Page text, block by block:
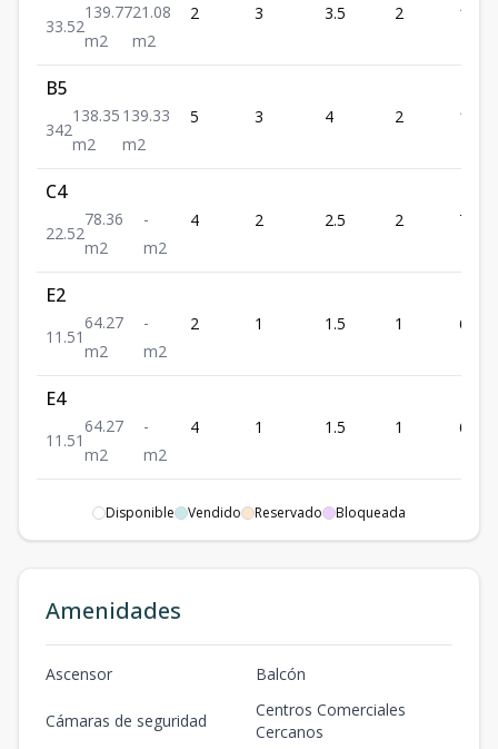
33.52
139.77
m2
21.08
m2
2 3 3.5 2
B5
342
138.35
m2
139.33
m2
5 3 4 2
C4
22.52
78.36
m2
-
m2
4 2 2.5 2 78.36
E2
1 1.51
64.27
m2
-
m2
2 1 1.5 1 64.27
E4
1 1.51
64.27
m2
-
m2
4 1 1.5 1 64.27
22.52
91.5
G2
22.52
G3
2
Disponible Vendido Reservado Bloqueada
Amenidades
Ascensor Balcón
Cámaras de seguridad
Centros Comerciales
Cercanos